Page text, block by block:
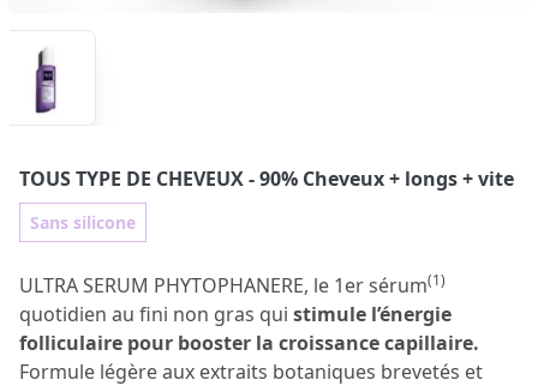
TOUS TYPE DE CHEVEUX- 90% Cheveux + longs + vite
Sans silicone
ULTRA SERUM PHYTOPHANERE, le 1er sérum(1)
quotidien au fini non gras qui stimule l’énergie
folliculaire pour booster la croissance capillaire.
Formule légère aux extraits botaniques brevetés et